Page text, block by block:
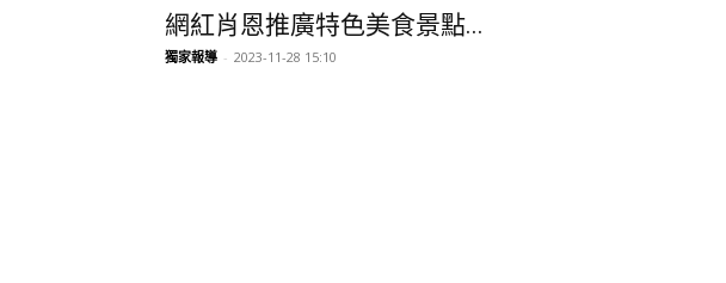
網紅肖恩推廣特色美食景點...
獨家報導 - 2023-11-28 15:10